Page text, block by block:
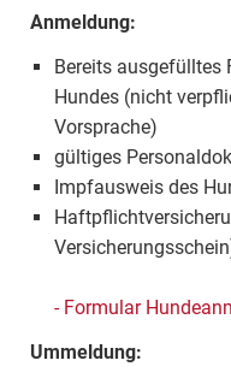
Anmeldung:
Bereits ausgefülltes
Hundes (nicht
Vorsprache)
gültiges
Impfausweis des
- Formular
Ummeldung: